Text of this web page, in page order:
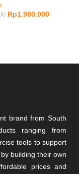
Rp1.980.000
brand from South
ranging from
tools to support
building their own
prices and